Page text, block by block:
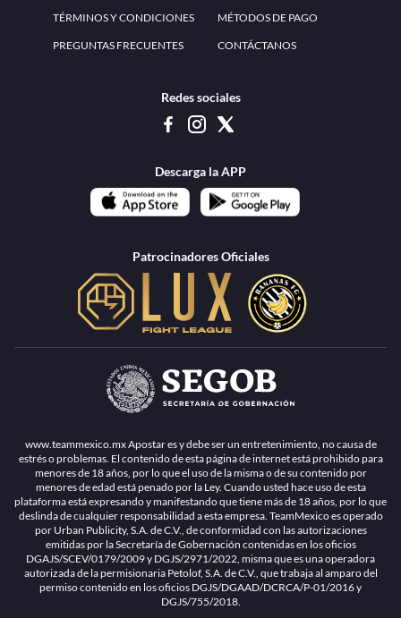
TÉRMINOS Y CONDICIONES MÉTODOS DE PAGO
PREGUNTAS FRECUENTES CONTÁCTANOS
Redes sociales
Descarga la APP
Patrocinadores Oficiales
www.teammexico.mx Apostar es y debe ser un entretenimiento, no causa de
estrés o problemas. El contenido de esta página de internet está prohibido para
menores de 18 años, por lo que el uso de la misma o de su contenido por
menores de edad está penado por la Ley. Cuando usted hace uso de esta
plataforma está expresando y manifestando que tiene más de 18 años, por lo que
deslinda de cualquier responsabilidad a esta empresa. TeamMexico es operado
por Urban Publicity, S.A. de C.V., de conformidad con las autorizaciones
emitidas por la Secretaría de Gobernación contenidas en los oficios
DGAJS/SCEV/0179/2009 y DGJS/2971/2022, misma que es una operadora
autorizada de la permisionaria Petolof, S.A. de C.V., que trabaja al amparo del
permiso contenido en los oficios DGJS/DGAAD/DCRCA/P-01/2016 y
DGJS/755/2018.